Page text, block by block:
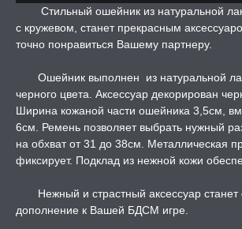
ПОМПЫ
ПРИКОЛЫ,
ЧАШИ И
ДЛЯ СЕКСА
Стильный ошейник из натуральной
с кружевом, станет прекрасным
точно понравиться Вашему партнеру.
Ошейник выполнен из натуральной
черного цвета. Аксессуар декорирован
Ширина кожаной части ошейника 3,5см,
6см. Ремень позволяет выбрать нужный
на обхват от 31 до 38см. Металлическая
фиксирует. Подклад из нежной кожи
Нежный и страстный аксессуар станет
дополнение к Вашей БДСМ игре.